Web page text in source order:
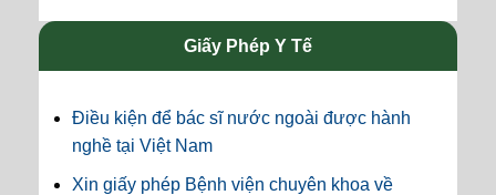
Giấy Phép Y Tế
Điều kiện để bác sĩ nước ngoài được hành
nghề tại Việt Nam
Xin giấy phép Bệnh viện chuyên khoa về